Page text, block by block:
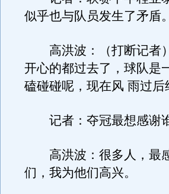
似乎也与队员发生了矛盾。
高洪波：（打断记者
开心的都过去了，球队是
磕碰碰呢，现在风 雨过后
记者：夺冠最想感谢
高洪波：很多人，最
们，我为他们高兴。